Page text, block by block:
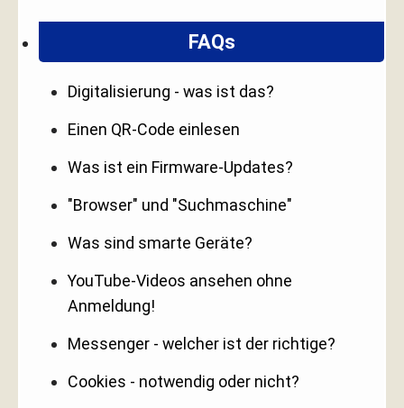
FAQs
Digitalisierung - was ist das?
Einen QR-Code einlesen
Was ist ein Firmware-Updates?
"Browser" und "Suchmaschine"
Was sind smarte Geräte?
YouTube-Videos ansehen ohne
Anmeldung!
Messenger - welcher ist der richtige?
Cookies - notwendig oder nicht?